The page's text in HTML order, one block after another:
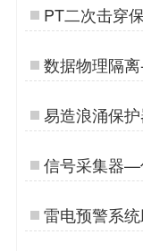
PT二次击穿
全卫士-易造
数据物理隔
更安全！-易
易造浪涌保
安全领域【
信号采集器—
造】…
雷电预警系
库雷击火灾